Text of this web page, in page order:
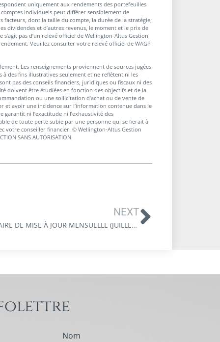
uniquement aux rendements des portefeuilles
individuels peut différer sensiblement de
dont la taille du compte, la durée de la stratégie,
dividendes et d’autres revenus, le moment et le prix de
pas d’un relevé officiel de Wellington-Altus Gestion
Veuillez consulter votre relevé officiel de WAGP
Les renseignements proviennent de sources jugées
à des fins illustratives seulement et ne reflètent ni les
pas des conseils financiers, juridiques ou fiscaux ni des
doivent être étudiées en fonction des objectifs et de la
ou une sollicitation d’achat ou de vente de
et avoir une incidence sur l’information contenue dans le
garantit ni l’exactitude ni l’exhaustivité des
de toute perte subie par une personne qui se fierait à
votre conseiller financier. © Wellington-Altus Gestion
SANS AUTORISATION.
NEXT
WEBINAIRE DE MISE À JOUR MENSUELLE (JUILLET 2026)
Nom